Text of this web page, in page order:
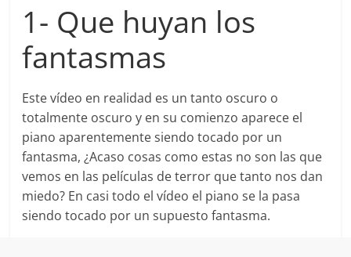
1- Que huyan los
fantasmas
Este vídeo en realidad es un tanto oscuro o
totalmente oscuro y en su comienzo aparece el
piano aparentemente siendo tocado por un
fantasma, ¿Acaso cosas como estas no son las que
vemos en las películas de terror que tanto nos dan
miedo? En casi todo el vídeo el piano se la pasa
siendo tocado por un supuesto fantasma.